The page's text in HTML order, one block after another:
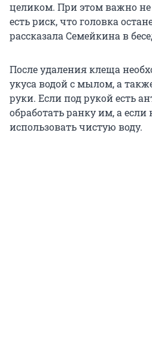
целиком. При этом важно
есть риск, что головка
рассказала Семейкина в
После удаления клеща
укуса водой с мылом, а
руки. Если под рукой есть
обработать ранку им, а если
использовать чистую воду.